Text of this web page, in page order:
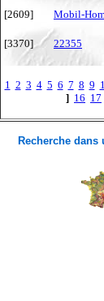
[2609] Mobil-
[3370] 22355
1 2 3 4 5 6 7 8 9
] 16 17
Recherche